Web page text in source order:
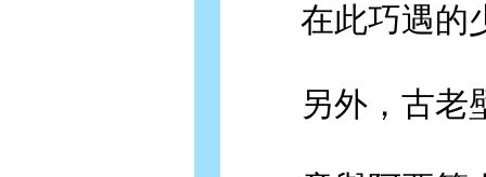
在此巧遇的少
另外，古老壁